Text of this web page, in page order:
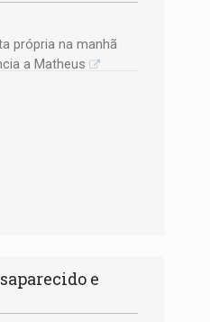
própria na manhã
a Matheus
e